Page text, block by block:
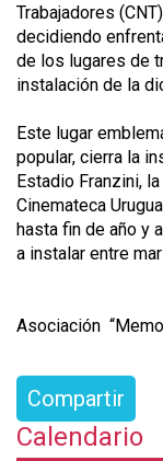
Trabajadores
decidiendo
de los lugares de
instalación de la
Este lugar
popular, cierra la
Estadio Franzini,
Cinemateca
hasta fin de año y
a instalar entre
Asociación
Compartir
Calendario